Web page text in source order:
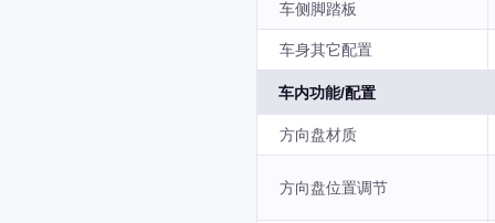
车侧脚踏板
车身其它配置
车内功能/配置
方向盘材质
方向盘位置调节